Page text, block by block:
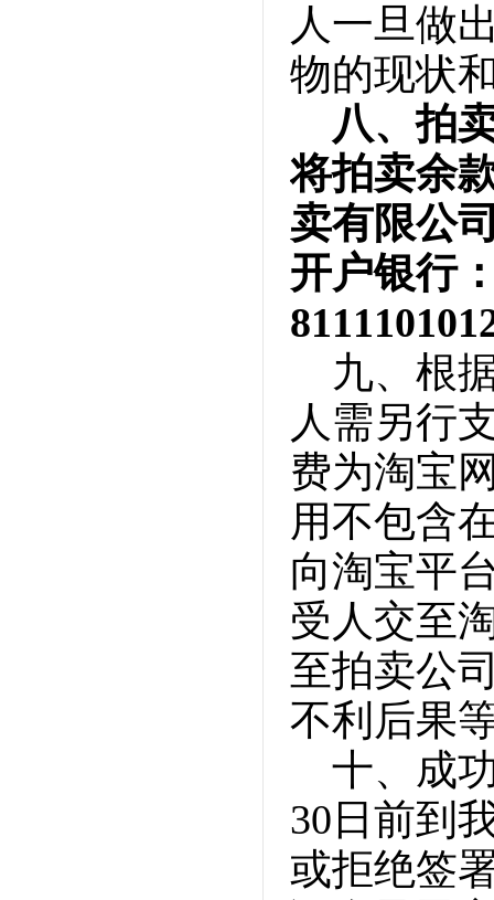
人一旦做
物的现状
八、拍
将拍卖余
卖有限公
开户银行
九、根
人需另行
费为淘宝
用不包含
向淘宝平
受人交至
至拍卖公
不利后果
十、成
30日前到
或拒绝签